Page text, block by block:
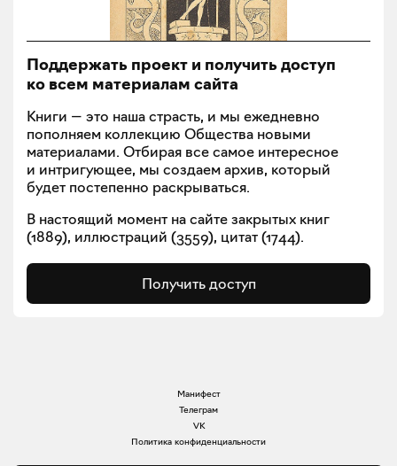
Поддержать проект и получить доступ
ко всем материалам сайта
Книги — это наша страсть, и мы ежедневно
пополняем коллекцию Общества новыми
материалами. Отбирая все самое интересное
и интригующее, мы создаем архив, который
будет постепенно раскрываться.
В настоящий момент на сайте закрытых книг
(1889), иллюстраций (3559), цитат (1744).
Получить доступ
Манифест
Телеграм
VK
Политика конфиденциальности